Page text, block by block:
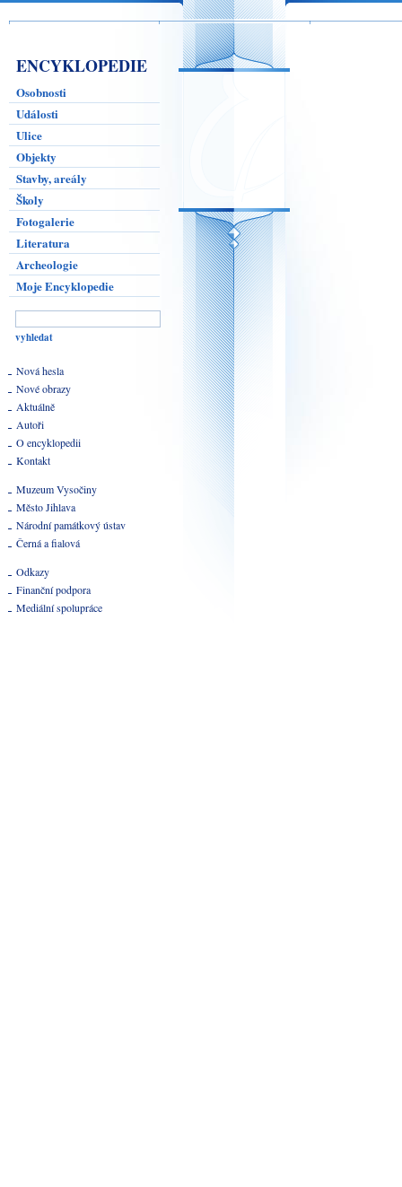
ENCYKLOPEDIE
Osobnosti
Události
Ulice
Objekty
Stavby, areály
Školy
Fotogalerie
Literatura
Archeologie
Moje Encyklopedie
Nová hesla
Nové obrazy
Aktuálně
Autoři
O encyklopedii
Kontakt
Muzeum Vysočiny
Město Jihlava
Národní památkový ústav
Černá a fialová
Odkazy
Finanční podpora
Mediální spolupráce